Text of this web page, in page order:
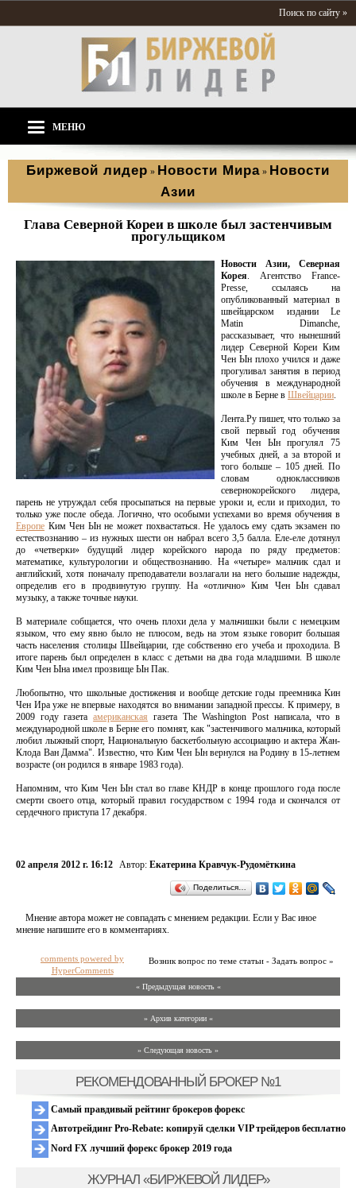
Поиск по сайту »
МЕНЮ
Биржевой лидер » Новости Мира » Новости
Азии
Глава Северной Кореи в школе был застенчивым
прогульщиком
Новости Азии, Северная
Корея. Агентство France-
Presse, ссылаясь на
опубликованный материал в
швейцарском издании Le
Matin Dimanche,
рассказывает, что нынешний
лидер Северной Кореи Ким
Чен Ын плохо учился и даже
прогуливал занятия в период
обучения в международной
школе в Берне в Швейцарии.
Лента.Ру пишет, что только за
свой первый год обучения
Ким Чен Ын прогулял 75
учебных дней, а за второй и
того больше – 105 дней. По
словам одноклассников
севернокорейского лидера,
парень не утруждал себя просыпаться на первые уроки и, если и приходил, то
только уже после обеда. Логично, что особыми успехами во время обучения в
Европе Ким Чен Ын не может похвастаться. Не удалось ему сдать экзамен по
естествознанию – из нужных шести он набрал всего 3,5 балла. Еле-еле дотянул
до «четверки» будущий лидер корейского народа по ряду предметов:
математике, культурологии и обществознанию. На «четыре» мальчик сдал и
английский, хотя поначалу преподаватели возлагали на него большие надежды,
определив его в продвинутую группу. На «отлично» Ким Чен Ын сдавал
музыку, а также точные науки.
В материале собщается, что очень плохи дела у мальчишки были с немецким
языком, что ему явно было не плюсом, ведь на этом языке говорит большая
часть населения столицы Швейцарии, где собственно его учеба и проходила. В
итоге парень был определен в класс с детьми на два года младшими. В школе
Ким Чен Ына имел прозвище Ын Пак.
Любопытно, что школьные достижения и вообще детские годы преемника Кин
Чен Ира уже не впервые находятся во внимании западной прессы. К примеру, в
2009 году газетаамериканская газета The Washington Post написала, что в
международной школе в Берне его помнят, как "застенчивого мальчика, который
любил лыжный спорт, Национальную баскетбольную ассоциацию и актера Жан-
Клода Ван Дамма". Известно, что Ким Чен Ын вернулся на Родину в 15-летнем
возрасте (он родился в январе 1983 года).
Напомним, что Ким Чен Ын стал во главе КНДР в конце прошлого года после
смерти своего отца, который правил государством с 1994 года и скончался от
сердечного приступа 17 декабря.
02 апреля 2012 г. 16:12 Автор: Екатерина Кравчук-Рудомёткина
Поделиться…
Мнение автора может не совпадать с мнением редакции. Если у Вас иное
мнение напишите его в комментариях.
Возник вопрос по теме статьи - Задать вопрос »
comments powered by
HyperComments
« Предыдущая новость «
» Архив категории «
» Следующая новость »
РЕКОМЕНДОВАННЫЙ БРОКЕР №1
Самый правдивый рейтинг брокеров форекс
Автотрейдинг Pro-Rebate: копируй сделки VIP трейдеров бесплатно
Nord FX лучший форекс брокер 2019 года
ЖУРНАЛ «БИРЖЕВОЙ ЛИДЕР»